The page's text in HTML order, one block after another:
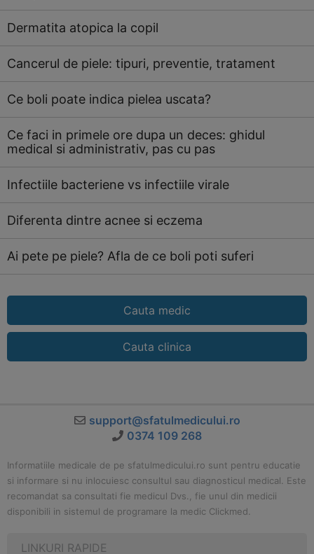
Dermatita atopica la copil
Cancerul de piele: tipuri, preventie, tratament
Ce boli poate indica pielea uscata?
Ce faci in primele ore dupa un deces: ghidul
medical si administrativ, pas cu pas
Infectiile bacteriene vs infectiile virale
Diferenta dintre acnee si eczema
Ai pete pe piele? Afla de ce boli poti suferi
Cauta medic
Cauta clinica
support@sfatulmedicului.ro
0374 109 268
Informatiile medicale de pe sfatulmedicului.ro sunt pentru educatie
si informare si nu inlocuiesc consultul sau diagnosticul medical. Este
recomandat sa consultati fie medicul Dvs., fie unul din medicii
disponibili in sistemul de programare la medic Clickmed.
LINKURI RAPIDE